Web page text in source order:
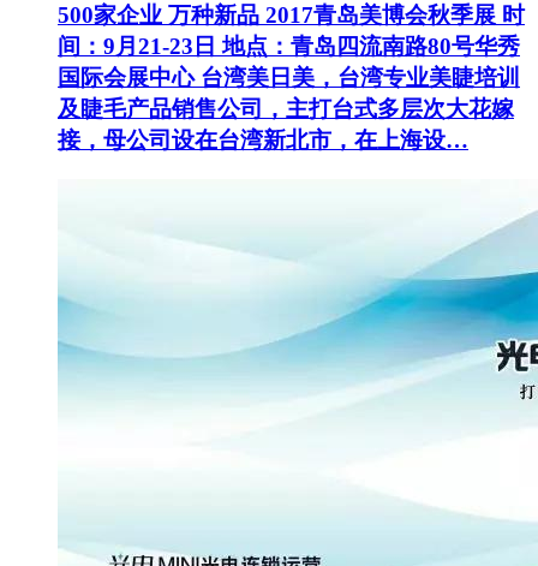
500家企业 万种新品 2017青岛美博会秋季展 时
间：9月21-23日 地点：青岛四流南路80号华秀
国际会展中心 台湾美日美，台湾专业美睫培训
及睫毛产品销售公司，主打台式多层次大花嫁
接，母公司设在台湾新北市，在上海设…